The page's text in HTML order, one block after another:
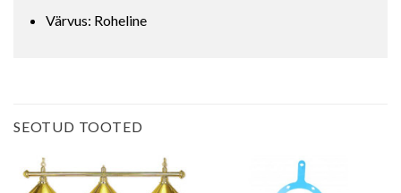
Värvus: Roheline
SEOTUD TOOTED